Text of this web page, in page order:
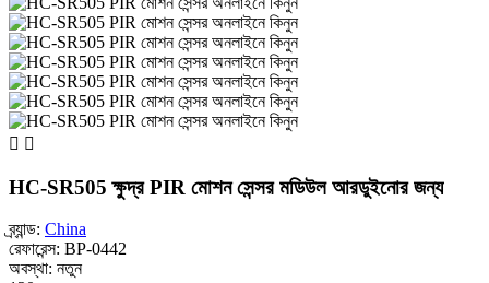
 
HC-SR505 ক্ষুদ্র PIR মোশন সেন্সর মডিউল আরডুইনোর জন্য
ব্র্যান্ড: China
রেফারেন্স: BP-0442
অবস্থা: নতুন